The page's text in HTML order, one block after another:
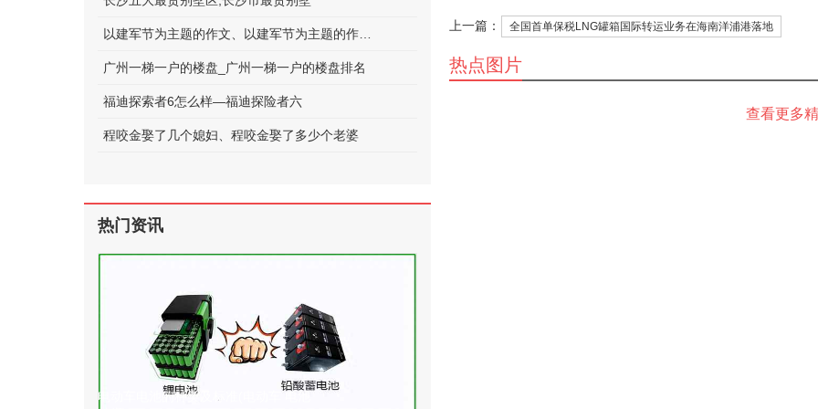
上一篇： 全国首单保税LNG罐箱国际转运业务在海南洋浦港落地
广州一梯一户的楼盘_广州一梯一户的楼盘排名
福迪探索者6怎么样—福迪探险者六
程咬金娶了几个媳妇、程咬金娶了多少个老婆
热门资讯
电动车电池的种类及标准(电动车 电池
热点图片
查看更多